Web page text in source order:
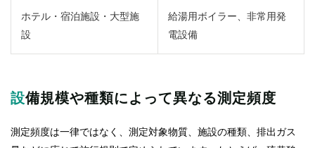
ホテル・宿泊施設・大型施
設
給湯用ボイラー、非常用発
電設備
設備規模や種類によって異なる測定頻度
測定頻度は一律ではなく、測定対象物質、施設の種類、排出ガス